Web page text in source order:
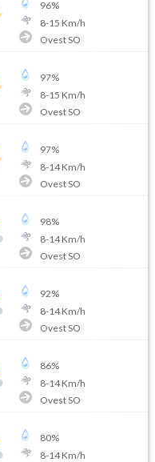
96%
8-15 Km/h
Ovest SO
97%
8-15 Km/h
Ovest SO
97%
8-14Km/h
Ovest SO
98%
8-14Km/h
Ovest SO
92%
8-14Km/h
Ovest SO
86%
8-14Km/h
Ovest SO
80%
8-14Km/h